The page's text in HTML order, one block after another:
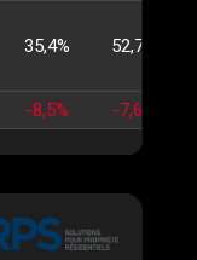
35,4% 52,7%
-8,5% -7,6%